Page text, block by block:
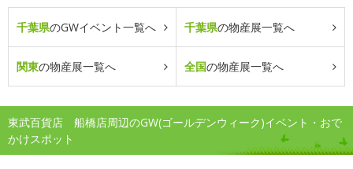
千葉県のGWイベント一覧へ 千葉県の物産展一覧へ
関東の物産展一覧へ 全国の物産展一覧へ
東武百貨店 船橋店周辺のGW(ゴールデンウィーク)イベント・おで
かけスポット